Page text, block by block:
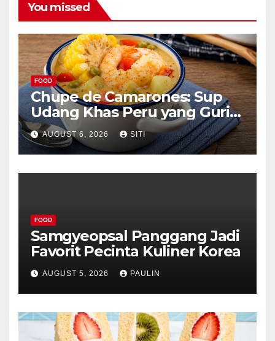
You missed
FOOD
Chupe de Camarones: Sup
Udang Khas Peru yang Gurih
Lezat
AUGUST 6, 2026 SITI
FOOD
Samgyeopsal Panggang Jadi
Favorit Pecinta Kuliner Korea
AUGUST 5, 2026 PAULIN